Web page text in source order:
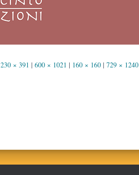
230 × 391 | 600 × 1021 | 160 × 160 | 729 × 1240